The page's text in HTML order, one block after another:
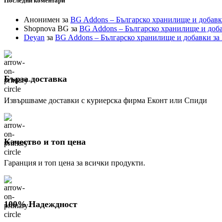
Анонимен за BG Addons – Българско хранилище и
Shopnova BG за BG Addons – Българско хранилище и
Deyan за BG Addons – Българско хранилище и добавки
Бърза доставка
Извършваме доставки с куриерска фирма Еконт или Спиди
Качество и топ цена
Гаранция и топ цена за всички продукти.
100% Надеждност